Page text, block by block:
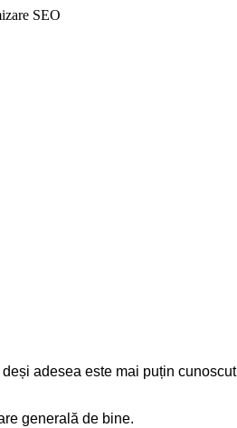
SEO
adesea este mai puțin
generală de bine.